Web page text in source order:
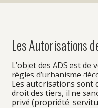
Enfance et
Ecole
Les Autorisations
L’objet des ADS est de
règles d’urbanisme
Les autorisations sont
droit des tiers, il ne
privé (propriété,